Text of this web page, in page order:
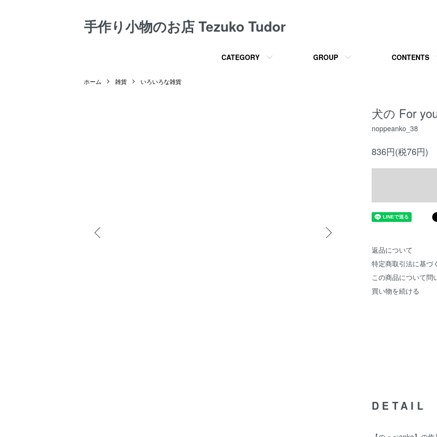
手作り小物のお店 Tezuko Tudor
CATEGORY GROUP CONTENTS
ホーム 雑貨 いろいろな雑貨
犬の For
noppeanko_38
836円(税76円)
返品について
特定商取引法に基づ
この商品について問
買い物を続ける
DETAIL